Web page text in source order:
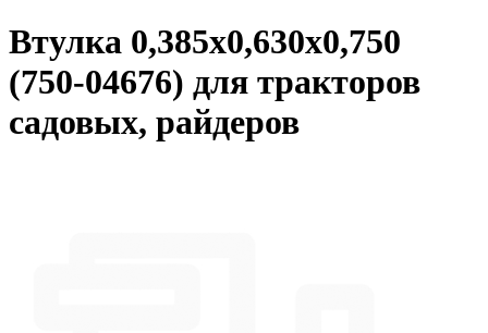
Втулка 0,385x0,630х0,750
(750-04676) для тракторов
садовых, райдеров